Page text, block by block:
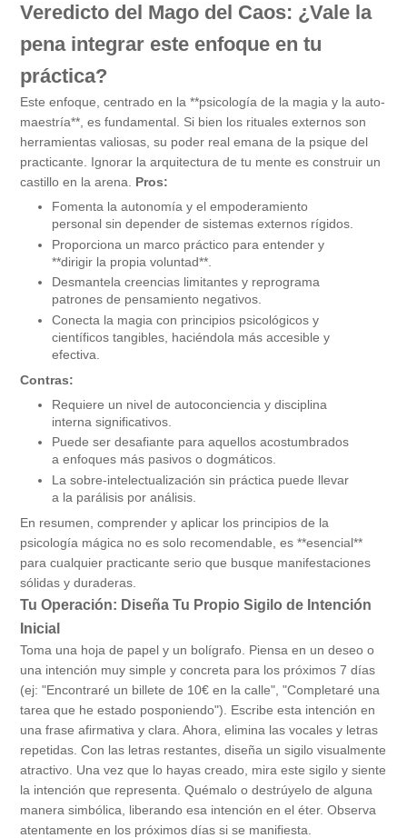
Veredicto del Mago del Caos: ¿Vale la
pena integrar este enfoque en tu
práctica?
Este enfoque, centrado en la **psicología de la magia y la auto-
maestría**, es fundamental. Si bien los rituales externos son
herramientas valiosas, su poder real emana de la psique del
practicante. Ignorar la arquitectura de tu mente es construir un
castillo en la arena. Pros:
Fomenta la autonomía y el empoderamiento
personal sin depender de sistemas externos rígidos.
Proporciona un marco práctico para entender y
**dirigir la propia voluntad**.
Desmantela creencias limitantes y reprograma
patrones de pensamiento negativos.
Conecta la magia con principios psicológicos y
científicos tangibles, haciéndola más accesible y
efectiva.
Contras:
Requiere un nivel de autoconciencia y disciplina
interna significativos.
Puede ser desafiante para aquellos acostumbrados
a enfoques más pasivos o dogmáticos.
La sobre-intelectualización sin práctica puede llevar
a la parálisis por análisis.
En resumen, comprender y aplicar los principios de la
psicología mágica no es solo recomendable, es **esencial**
para cualquier practicante serio que busque manifestaciones
sólidas y duraderas.
Tu Operación: Diseña Tu Propio Sigilo de Intención
Inicial
Toma una hoja de papel y un bolígrafo. Piensa en un deseo o
una intención muy simple y concreta para los próximos 7 días
(ej: "Encontraré un billete de 10€ en la calle", "Completaré una
tarea que he estado posponiendo"). Escribe esta intención en
una frase afirmativa y clara. Ahora, elimina las vocales y letras
repetidas. Con las letras restantes, diseña un sigilo visualmente
atractivo. Una vez que lo hayas creado, mira este sigilo y siente
la intención que representa. Quémalo o destrúyelo de alguna
manera simbólica, liberando esa intención en el éter. Observa
atentamente en los próximos días si se manifiesta.